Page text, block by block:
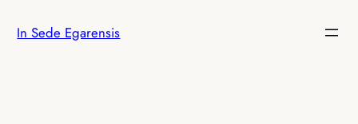
In Sede Egarensis